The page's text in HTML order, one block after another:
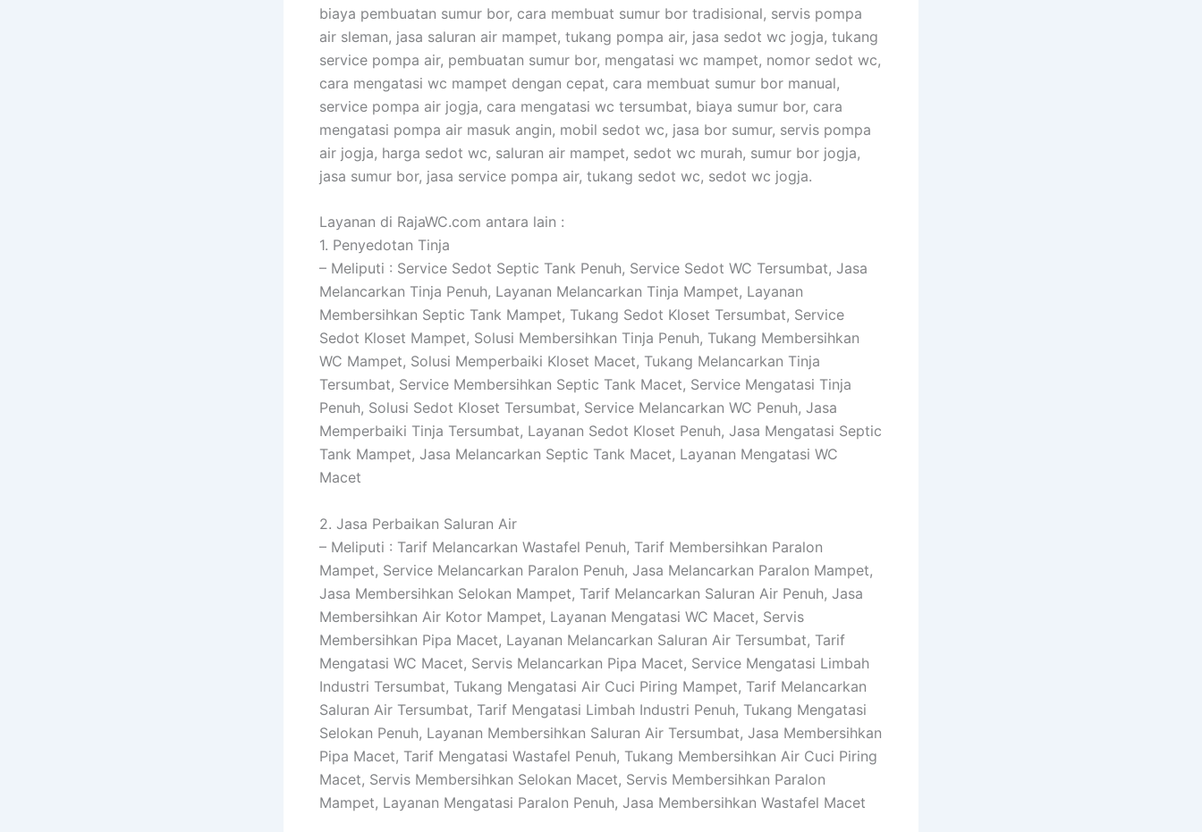
biaya pembuatan sumur bor, cara membuat sumur bor tradisional, servis pompa
air sleman, jasa saluran air mampet, tukang pompa air, jasa sedot wc jogja, tukang
service pompa air, pembuatan sumur bor, mengatasi wc mampet, nomor sedot wc,
cara mengatasi wc mampet dengan cepat, cara membuat sumur bor manual,
service pompa air jogja, cara mengatasi wc tersumbat, biaya sumur bor, cara
mengatasi pompa air masuk angin, mobil sedot wc, jasa bor sumur, servis pompa
air jogja, harga sedot wc, saluran air mampet, sedot wc murah, sumur bor jogja,
jasa sumur bor, jasa service pompa air, tukang sedot wc, sedot wc jogja.
Layanan di RajaWC.com antara lain :
1. Penyedotan Tinja
– Meliputi : Service Sedot Septic Tank Penuh, Service Sedot WC Tersumbat, Jasa
Melancarkan Tinja Penuh, Layanan Melancarkan Tinja Mampet, Layanan
Membersihkan Septic Tank Mampet, Tukang Sedot Kloset Tersumbat, Service
Sedot Kloset Mampet, Solusi Membersihkan Tinja Penuh, Tukang Membersihkan
WC Mampet, Solusi Memperbaiki Kloset Macet, Tukang Melancarkan Tinja
Tersumbat, Service Membersihkan Septic Tank Macet, Service Mengatasi Tinja
Penuh, Solusi Sedot Kloset Tersumbat, Service Melancarkan WC Penuh, Jasa
Memperbaiki Tinja Tersumbat, Layanan Sedot Kloset Penuh, Jasa Mengatasi Septic
Tank Mampet, Jasa Melancarkan Septic Tank Macet, Layanan Mengatasi WC
Macet
2. Jasa Perbaikan Saluran Air
– Meliputi : Tarif Melancarkan Wastafel Penuh, Tarif Membersihkan Paralon
Mampet, Service Melancarkan Paralon Penuh, Jasa Melancarkan Paralon Mampet,
Jasa Membersihkan Selokan Mampet, Tarif Melancarkan Saluran Air Penuh, Jasa
Membersihkan Air Kotor Mampet, Layanan Mengatasi WC Macet, Servis
Membersihkan Pipa Macet, Layanan Melancarkan Saluran Air Tersumbat, Tarif
Mengatasi WC Macet, Servis Melancarkan Pipa Macet, Service Mengatasi Limbah
Industri Tersumbat, Tukang Mengatasi Air Cuci Piring Mampet, Tarif Melancarkan
Saluran Air Tersumbat, Tarif Mengatasi Limbah Industri Penuh, Tukang Mengatasi
Selokan Penuh, Layanan Membersihkan Saluran Air Tersumbat, Jasa Membersihkan
Pipa Macet, Tarif Mengatasi Wastafel Penuh, Tukang Membersihkan Air Cuci Piring
Macet, Servis Membersihkan Selokan Macet, Servis Membersihkan Paralon
Mampet, Layanan Mengatasi Paralon Penuh, Jasa Membersihkan Wastafel Macet